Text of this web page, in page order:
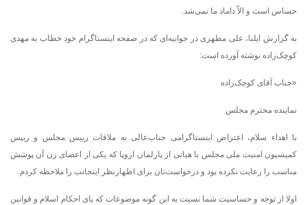
حساس است و الاّ داماد ما نمی‌شد.
به گزارش ایلنا، علی مطهری در جوابیه‌ای که در صفحه اینستاگرام خود خطاب به مهدی
کوچک‌زاده نوشته آورده است:
«جناب آقای کوچک‌زاده
نماینده محترم مجلس
با اهداء سلام، اعتراض اینستاگرامی جناب‌عالی به ملاقات رییس مجلس و رییس
کمیسیون امنیت ملی مجلس با هیاتی از پارلمان اروپا که یکی از اعضای زن آن پوشش
مناسب را رعایت نکرده بود و درخواست‌تان برای اظهارنظر اینجانب را ملاحظه کردم.
اولا از توجه و حساسیت شما نسبت به این گونه موضوعات که پای احکام اسلام و قوانین